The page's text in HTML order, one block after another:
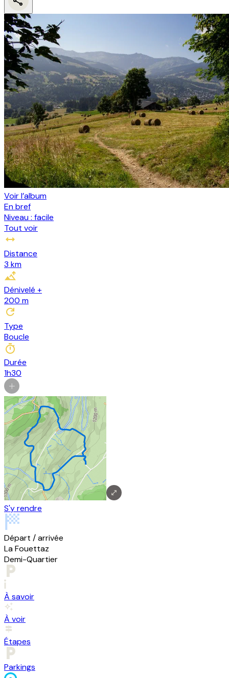
Voir l’album
En bref
Niveau : facile
Tout voir
Distance
3 km
Dénivelé +
200 m
Type
Boucle
Durée
1h30
S'y rendre
Départ / arrivée
La Fouettaz
Demi-Quartier
À savoir
À voir
Étapes
Parkings